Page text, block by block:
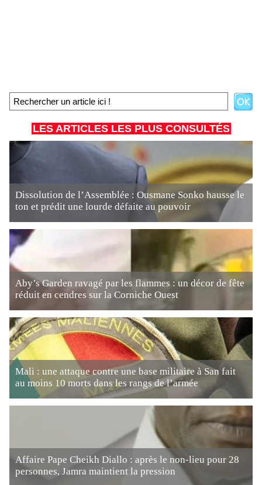
LES ARTICLES LES PLUS CONSULTÉS
Dissolution de l’Assemblée : Ousmane Sonko hausse le
ton et prédit une lourde défaite au pouvoir
Aby’s Garden ravagé par les flammes : un décor de fête
réduit en cendres sur la Corniche Ouest
Mali : une attaque contre une base militaire à San fait
au moins 10 morts dans les rangs de l’armée
Affaire Pape Cheikh Diallo : après le non-lieu pour 28
personnes, Jamra maintient la pression